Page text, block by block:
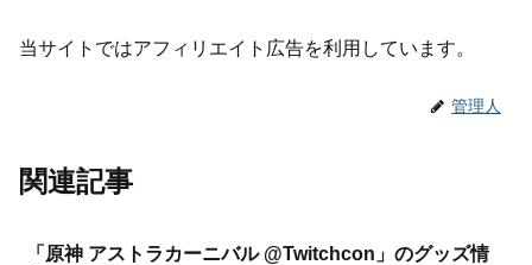
当サイトではアフィリエイト広告を利用しています。
管理人
関連記事
「原神 アストラカーニバル @Twitchcon」のグッズ情